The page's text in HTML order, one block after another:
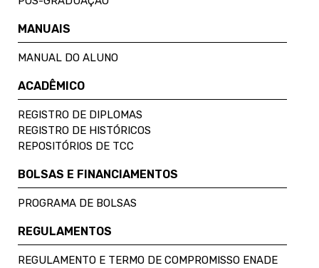
MANUAIS
MANUAL DO ALUNO
ACADÊMICO
REGISTRO DE DIPLOMAS
REGISTRO DE HISTÓRICOS
REPOSITÓRIOS DE TCC
BOLSAS E FINANCIAMENTOS
PROGRAMA DE BOLSAS
REGULAMENTOS
REGULAMENTO E TERMO DE COMPROMISSO ENADE